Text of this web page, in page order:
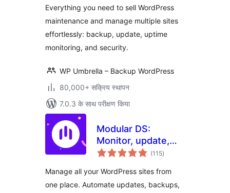
Everything you need to sell WordPress
maintenance and manage multiple sites
effortlessly: backup, update, uptime
monitoring, and security.
WP Umbrella – Backup WordPress
80,000+ सक्रिय स्थापन
7.0.3 के साथ परीक्षण किया
Modular DS:
Monitor, update,
and backup (115कुल
दर)
Manage all your WordPress sites from
one place. Automate updates, backups,